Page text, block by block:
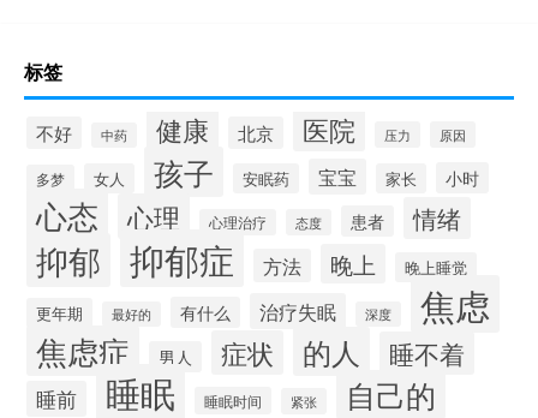
标签
不好 中药 健康 北京 医院 压力 原因
多梦 女人 孩子 安眠药 宝宝 家长 小时
心态 心理 心理治疗 态度 患者 情绪
抑郁 抑郁症 方法 晚上
晚上睡觉
更年期
最好的 有什么 治疗失眠 深度 焦虑
焦虑症 男人 症状 的人 睡不着
睡前 睡眠 睡眠时间 紧张 自己的